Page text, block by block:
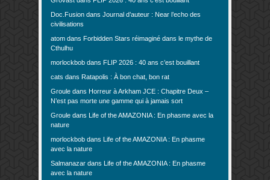
Doc.Fusion dans Journal d’auteur : Near l’echo des
civilisations
atom dans Forbidden Stars réimaginé dans le mythe de
Cthulhu
morlockbob dans FLIP 2026 : 40 ans c’est bouillant
cats dans Ratapolis : À bon chat, bon rat
Groule dans Horreur à Arkham JCE : Chapitre Deux –
N’est pas morte une gamme qui à jamais sort
Groule dans Life of the AMAZONIA : En phasme avec la
nature
morlockbob dans Life of the AMAZONIA : En phasme
avec la nature
Salmanazar dans Life of the AMAZONIA : En phasme
avec la nature